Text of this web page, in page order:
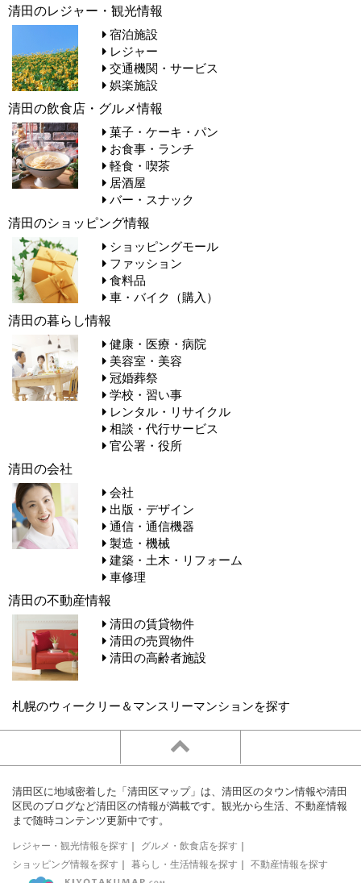
清田のレジャー・観光情報
宿泊施設
レジャー
交通機関・サービス
娯楽施設
清田の飲食店・グルメ情報
菓子・ケーキ・パン
お食事・ランチ
軽食・喫茶
居酒屋
バー・スナック
清田のショッピング情報
ショッピングモール
ファッション
食料品
車・バイク（購入）
清田の暮らし情報
健康・医療・病院
美容室・美容
冠婚葬祭
学校・習い事
レンタル・リサイクル
相談・代行サービス
官公署・役所
清田の会社
会社
出版・デザイン
通信・通信機器
製造・機械
建築・土木・リフォーム
車修理
清田の不動産情報
清田の賃貸物件
清田の売買物件
清田の高齢者施設
札幌のウィークリー＆マンスリーマンションを探す
清田区に地域密着した「清田区マップ」は、清田区のタウン情報や清田
区民のブログなど清田区の情報が満載です。観光から生活、不動産情報
まで随時コンテンツ更新中です。
レジャー・観光情報を探す ｜ グルメ・飲食店を探す ｜
ショッピング情報を探す ｜ 暮らし・生活情報を探す ｜ 不動産情報を探す